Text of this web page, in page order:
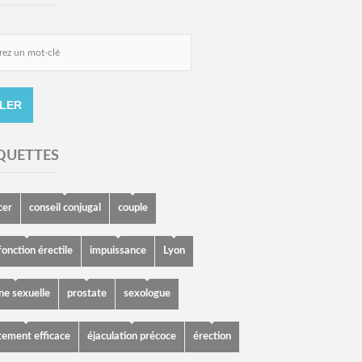
conseil conjugal couple
érectile impuissance Lyon
sexuelle prostate sexologue
efficace éjaculation précoce érection